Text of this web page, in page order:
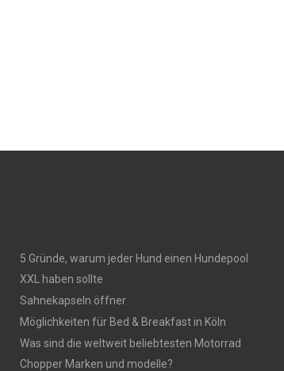
5 Gründe, warum jeder Hund einen Hundepool
XXL haben sollte
Sahnekapseln öffner
Möglichkeiten für Bed & Breakfast in Köln
Was sind die weltweit beliebtesten Motorrad
Chopper Marken und modelle?